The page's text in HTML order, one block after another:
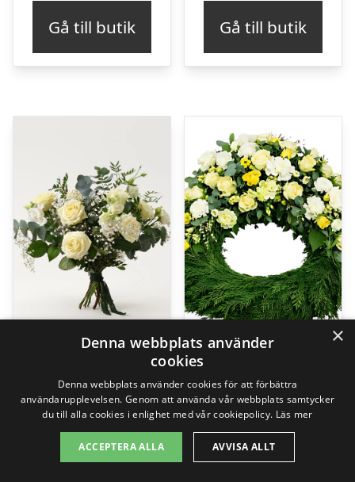
Gå till butik Gå till butik
Saknad, stjälkstående bukett
999,00kr
Gå till butik
2495,00 kr
Gå till butik
×
Denna webbplats använder
cookies
Denna webbplats använder cookies för att förbättra
användarupplevelsen. Genom att använda vår webbplats samtycker
du till alla cookies i enlighet med vår cookiepolicy. Läs mer
ACCEPTERA ALLA AVVISA ALLT